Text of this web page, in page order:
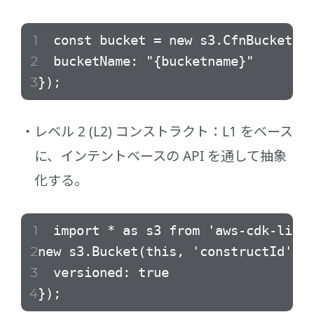
const bucket = new
bucketName: "{bucketname}"
});
レベル 2 (L2) コンストラクト：L1 をベース
に、インテントベースの API を通して抽象
化する。
import * as s3 from 'aws-cdk-lib/
new s3.Bucket(this, 'constructId',
versioned: true
});